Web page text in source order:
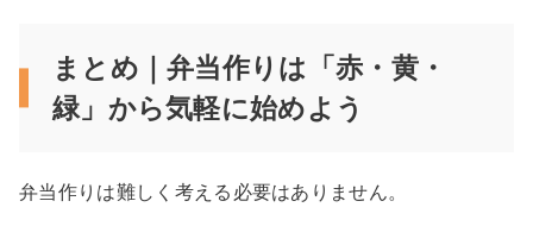
まとめ｜弁当作りは「赤・黄・
緑」から気軽に始めよう
弁当作りは難しく考える必要はありません。